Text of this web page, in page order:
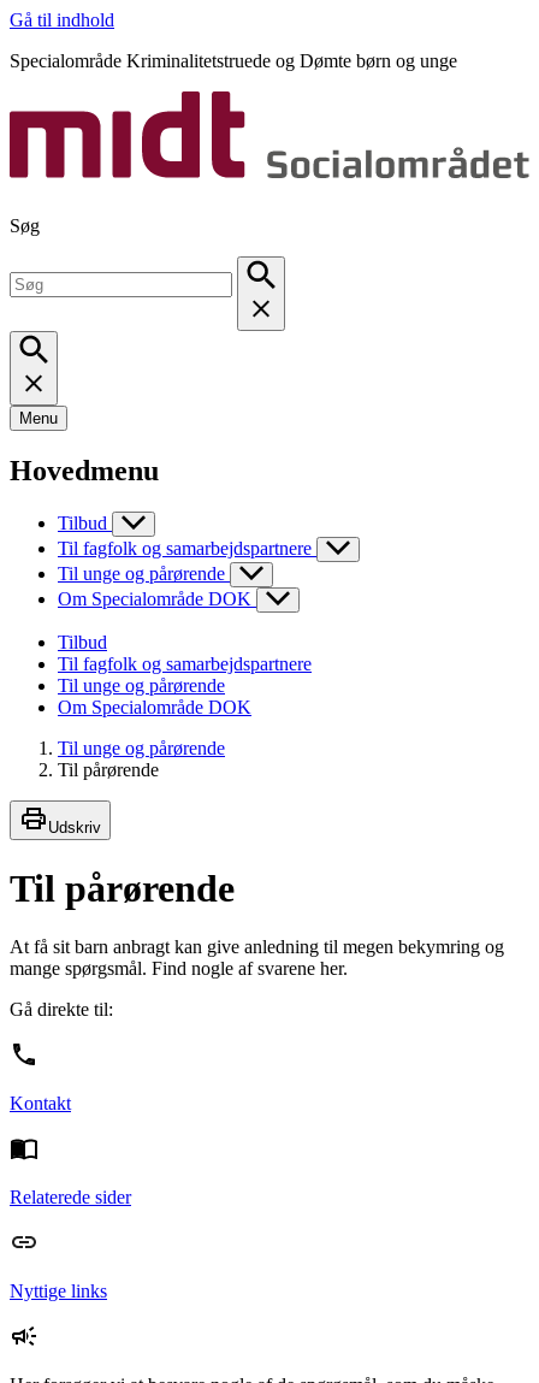
Gå til indhold
Specialområde Kriminalitetstruede og Dømte børn og unge
Søg
Menu
Hovedmenu
Tilbud
Til fagfolk og samarbejdspartnere
Til unge og pårørende
Om Specialområde DOK
Tilbud
Til fagfolk og samarbejdspartnere
Til unge og pårørende
Om Specialområde DOK
Til unge og pårørende
Til pårørende
Udskriv
Til pårørende
At få sit barn anbragt kan give anledning til megen bekymring og
mange spørgsmål. Find nogle af svarene her.
Gå direkte til:
Kontakt
Relaterede sider
Nyttige links